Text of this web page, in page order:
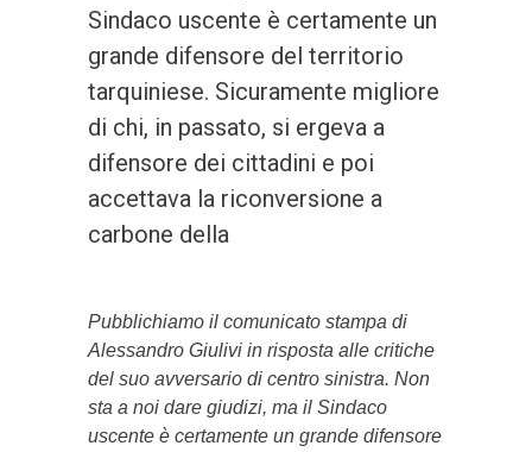
Sindaco uscente è certamente un
grande difensore del territorio
tarquiniese. Sicuramente migliore
di chi, in passato, si ergeva a
difensore dei cittadini e poi
accettava la riconversione a
carbone della
Pubblichiamo il comunicato stampa di
Alessandro Giulivi in risposta alle critiche
del suo avversario di centro sinistra. Non
sta a noi dare giudizi, ma il Sindaco
uscente è certamente un grande difensore